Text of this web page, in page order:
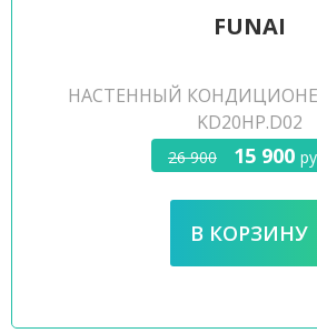
FUNAI
НАСТЕННЫЙ КОНДИЦИОНЕР
KD20HP.D02
26 900 15 900